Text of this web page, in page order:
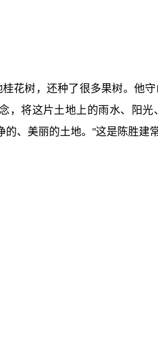
花树，还种了很多果树。他
，将这片土地上的雨水、阳
、美丽的土地。"这是陈胜建